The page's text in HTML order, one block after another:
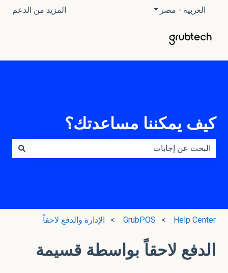
العربية - مصر إظهار القائمة الفرعية للترجماتالمزيد من الدعم
كيف يمكننا مساعدتك؟
Help Center
GrubPOS الإدارة والدفع لاحقاً
الدفع لاحقاً بواسطة قسيمة